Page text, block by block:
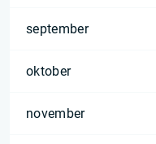
september
oktober
november